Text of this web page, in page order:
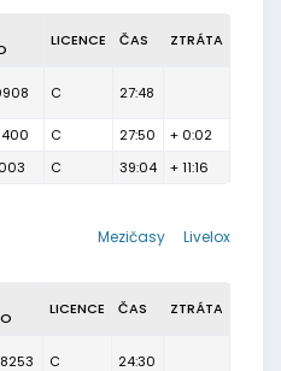
LICENCE ČAS ZTRÁTA
C 27:48
C 27:50
+ 0:02
C 39:04 + 11:16
Livelox
Mezičasy
LICENCE ČAS ZTRÁTA
C 24:30